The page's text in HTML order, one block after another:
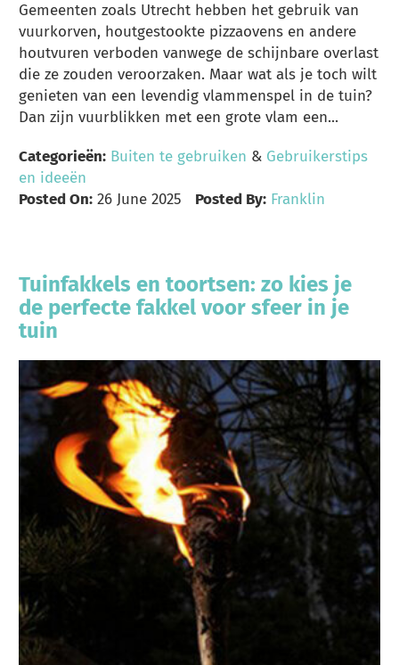
Gemeenten zoals Utrecht hebben het gebruik van
vuurkorven, houtgestookte pizzaovens en andere
houtvuren verboden vanwege de schijnbare overlast
die ze zouden veroorzaken. Maar wat als je toch wilt
genieten van een levendig vlammenspel in de tuin?
Dan zijn vuurblikken met een grote vlam een...
Categorieën: Buiten te gebruiken & Gebruikerstips
en ideeën
Posted On: 26 June 2025 Posted By: Franklin
Tuinfakkels en toortsen: zo kies je
de perfecte fakkel voor sfeer in je
tuin